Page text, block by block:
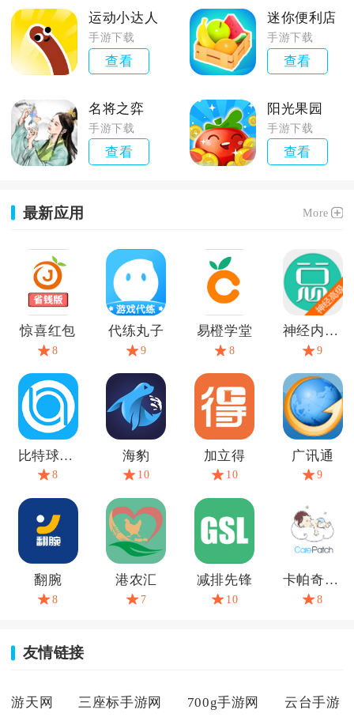
运动小达人
手游下载
查看
迷你便利店
手游下载
查看
名将之弈
手游下载
查看
阳光果园
手游下载
查看
最新应用 More
惊喜红包
8
代练丸子
9
易橙学堂
8
神经内科高级职称总题库
9
比特球云盘
8
海豹
10
加立得
10
广讯通
9
翻腕
8
港农汇
7
减排先锋
10
卡帕奇体温
8
友情链接
游天网 三座标手游网 700g手游网 云台手游